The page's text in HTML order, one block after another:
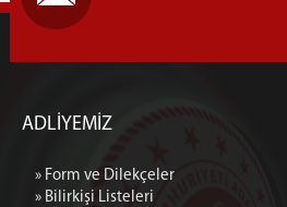
ADLİYEMİZ
» Form ve Dilekçeler
» Bilirkişi Listeleri